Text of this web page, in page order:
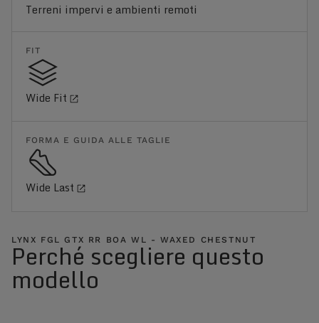
Terreni impervi e ambienti remoti
FIT
Wide Fit
FORMA E GUIDA ALLE TAGLIE
Wide Last
LYNX FGL GTX RR BOA WL - WAXED CHESTNUT
Perché scegliere questo
modello